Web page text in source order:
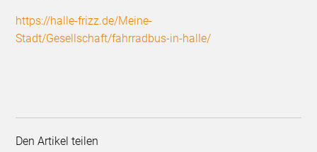
https://halle-frizz.de/Meine-
Stadt/Gesellschaft/fahrradbus-in-halle/
Den Artikel teilen